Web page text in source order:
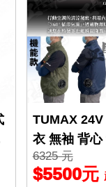
TUMAX
衣 無袖 背心
空調服
6325 元
$5500元